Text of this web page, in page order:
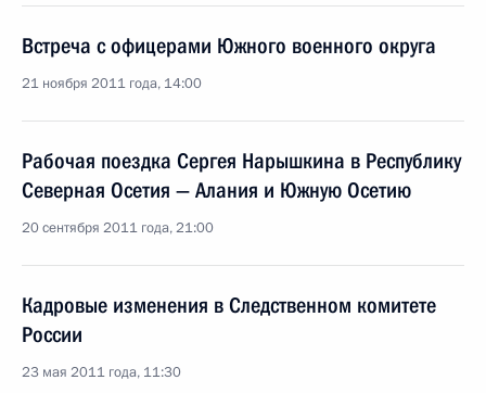
Встреча с офицерами Южного военного округа
21 ноября 2011 года, 14:00
Рабочая поездка Сергея Нарышкина в Республику
Северная Осетия — Алания и Южную Осетию
20 сентября 2011 года, 21:00
Кадровые изменения в Следственном комитете
России
23 мая 2011 года, 11:30